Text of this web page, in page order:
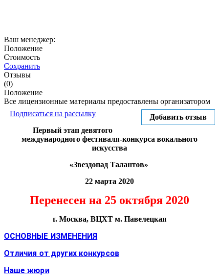
Ваш менеджер:
Положение
Стоимость
Сохранить
Отзывы
(0)
Положение
Все лицензионные материалы предоставлены организатором
Добавить отзыв
Подписаться на рассылку
Первый этап девятого
международного фестиваля-конкурса вокального
искусства
«Звездопад Талантов»
22 марта 2020
Перенесен на 25 октября 2020
г. Москва, ВЦХТ м. Павелецкая
ОСНОВНЫЕ ИЗМЕНЕНИЯ
Отличия от других конкурсов
Наше жюри